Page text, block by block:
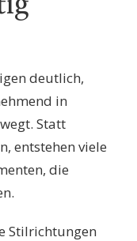
deutlich,
in
Statt
entstehen viele
die
Stilrichtungen